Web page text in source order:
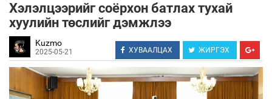
Хэлэлцээрийг соёрхон батлах тухай
хуулийн төслийг дэмжлээ
Kuzmo
2025-05-21 ХУВААЛЦАХ ЖИРГЭХ